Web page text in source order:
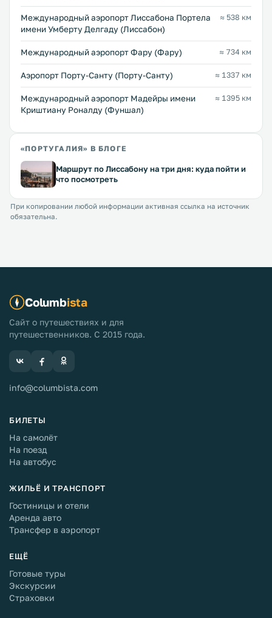
Международный аэропорт Лиссабона Портела
имени Умберту Делгаду (Лиссабон)
≈ 538 км
Международный аэропорт Фару (Фару) ≈ 734 км
Аэропорт Порту-Санту (Порту-Санту) ≈ 1337 км
Международный аэропорт Мадейры имени
Криштиану Роналду (Фуншал)
≈ 1395 км
«ПОРТУГАЛИЯ» В БЛОГЕ
Маршрут по Лиссабону на три дня: куда пойти и
что посмотреть
При копировании любой информации активная ссылка на источник
обязательна.
Columbista
Сайт о путешествиях и для
путешественников. С 2015 года.
info@columbista.com
БИЛЕТЫ
На самолёт
На поезд
На автобус
ЖИЛЬЁ И ТРАНСПОРТ
Гостиницы и отели
Аренда авто
Трансфер в аэропорт
ЕЩЁ
Готовые туры
Экскурсии
Страховки